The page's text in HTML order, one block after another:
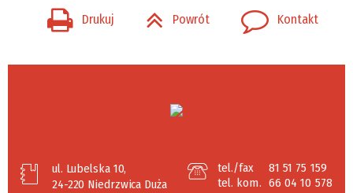
Drukuj Powrót Kontakt
ul. Lubelska 10,
24-220 Niedrzwica Duża
tel./fax
81 51 75 159
tel. kom. 66 04 10 578